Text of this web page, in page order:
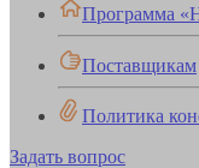
Программа
Поставщикам
Политика
Задать вопрос